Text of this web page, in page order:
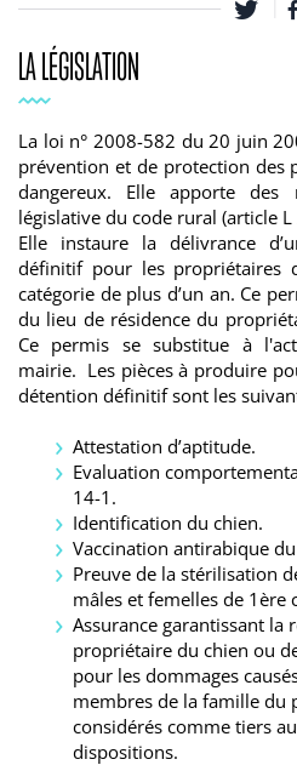
LA LÉGISLATION
La loi n° 2008-582 du 20 juin
prévention et de protection des
dangereux. Elle apporte
législative du code rural (article
Elle instaure la délivrance
définitif pour les propriétaires
catégorie de plus d’un an. Ce
du lieu de résidence du
Ce permis se substitue à
mairie. Les pièces à produire
détention définitif sont les
Attestation d’aptitude.
Evaluation
14-1.
Identification du chien.
Vaccination antirabique
Preuve de la stérilisation
mâles et femelles de 1ère
Assurance garantissant la
propriétaire du chien ou
pour les dommages
membres de la famille du
considérés comme tiers
dispositions.